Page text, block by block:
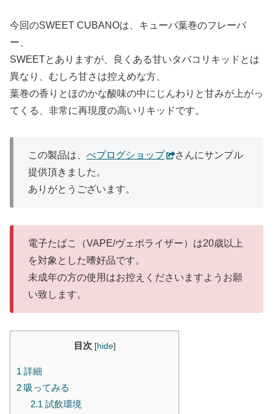
今回のSWEET CUBANOは、キューバ葉巻のフレーバ
ー、
SWEETとありますが、良くある甘いタバコリキッドとは
異なり、むしろ甘さは控えめな方、
葉巻の香りとほのかな酸味の中にじんわりと甘みが上がっ
てくる、非常に再現度の高いリキッドです。
この製品は、 べプログショップ
さんにサンプル
提供頂きました。
ありがとうございます。
電子たばこ（VAPE/ヴェポライザー）は20歳以上
を対象とした嗜好品です。
未成年の方の使用はお控えくださいますようお願
い致します。
目次 [hide]
1 詳細
2 吸ってみる
2.1 試飲環境